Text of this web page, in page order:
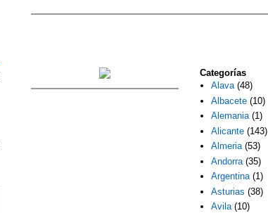
Categorías
Alava (48)
Albacete (10)
Alemania (1)
Alicante (143)
Almeria (53)
Andorra (35)
Argentina (1)
Asturias (38)
Avila (10)